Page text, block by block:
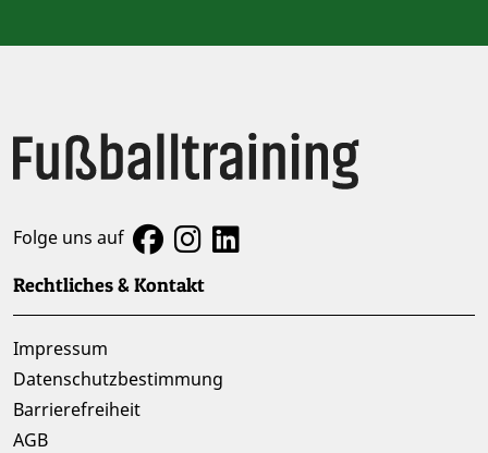
Folge uns auf
Rechtliches & Kontakt
Impressum
Datenschutzbestimmung
Barrierefreiheit
AGB